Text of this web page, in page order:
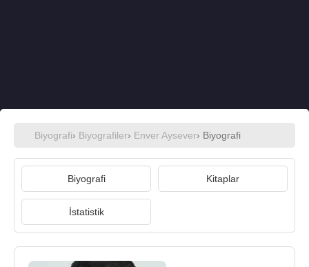
Biyografi› Biyografiler› Enver Aysever› Biyografi
Biyografi Kitaplar
İstatistik